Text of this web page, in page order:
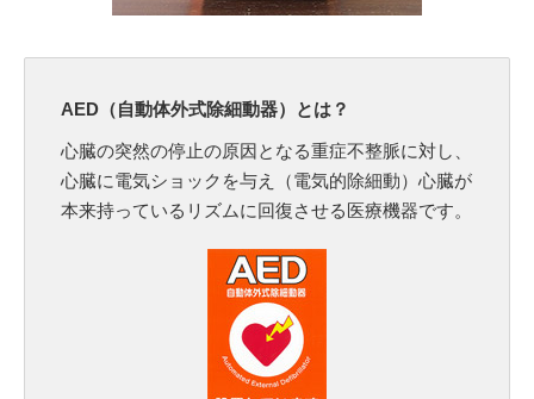
AED（自動体外式除細動器）とは？
心臓の突然の停止の原因となる重症不整脈に対し、
心臓に電気ショックを与え（電気的除細動）心臓が
本来持っているリズムに回復させる医療機器です。